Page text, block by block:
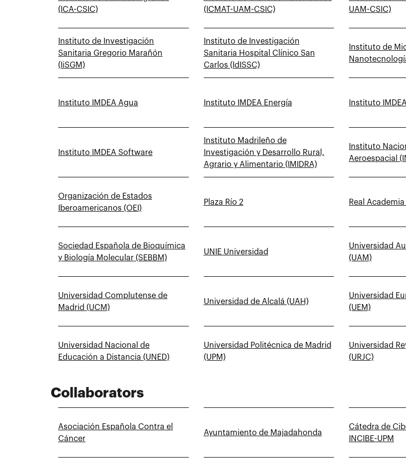
(ICA-CSIC)
(ICMAT-UAM-CSIC)
UAM-CSIC)
Instituto de Investigación
Sanitaria Gregorio Marañón
(IiSGM)
Instituto de Investigación
Sanitaria Hospital Clínico San
Carlos (IdISSC)
Instituto de
Instituto IMDEA Agua Instituto IMDEA Energía Instituto
Instituto IMDEA Software
Instituto Madrileño de
Investigación y Desarrollo Rural,
Agrario y Alimentario (IMIDRA)
Instituto
Aeroespacial
Organización de Estados
Iberoamericanos (OEI)
Plaza Río 2 Real
Sociedad Española de Bioquímica
y Biología Molecular (SEBBM)
UNIE Universidad
Universidad
(UAM)
Universidad Complutense de
Madrid (UCM)
Universidad de Alcalá (UAH)
Universidad
(UEM)
Universidad Nacional de
Educación a Distancia (UNED)
Universidad Politécnica de Madrid
(UPM)
Universidad
(URJC)
Collaborators
Asociación Española Contra el
Cáncer
Ayuntamiento de Majadahonda
Cátedra de
INCIBE-UPM